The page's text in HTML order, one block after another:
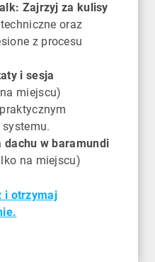
Zajrzyj za kulisy
oraz
z procesu
i sesja
miejscu)
dachu w baramundi
na miejscu)
i otrzymaj